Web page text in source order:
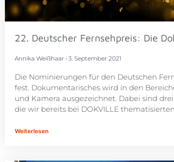
22. Deutscher Fernsehpreis: Die
Annika Weißhaar 3. September 2021
Die Nominierungen für den Deutschen
fest. Dokumentarisches wird in den
und Kamera ausgezeichnet. Dabei sind
die wir bereits bei DOKVILLE thematisierten
Weiterlesen